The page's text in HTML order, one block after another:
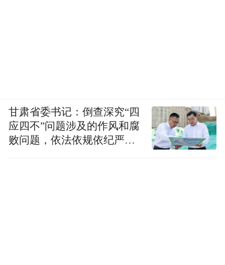
甘肃省委书记：倒查深究“四
应四不”问题涉及的作风和腐
败问题，依法依规依纪严肃